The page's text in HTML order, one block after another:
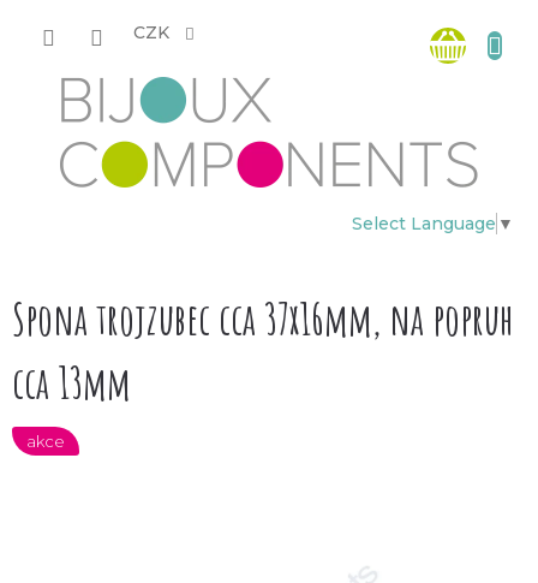
CZK
Select Language ▼
košík
Spona trojzubec cca 37x16mm, na popruh
cca 13mm
akce